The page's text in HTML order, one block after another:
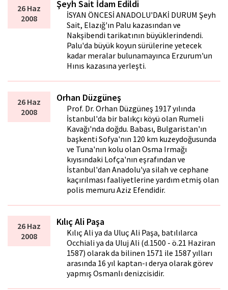
26 Haz
2008
Şeyh Sait İdam Edildi
İSYAN ÖNCESİ ANADOLU'DAKİ DURUM Şeyh
Sait, Elazığ'ın Palu kazasından ve
Nakşibendi tarikatının büyüklerindendi.
Palu'da büyük koyun sürülerine yetecek
kadar meralar bulunamayınca Erzurum'un
Hınıs kazasına yerleşti.
26 Haz
2008
Orhan Düzgüneş
Prof. Dr. Orhan Düzgüneş 1917 yılında
İstanbul'da bir balıkçı köyü olan Rumeli
Kavağı'nda doğdu. Babası, Bulgaristan'ın
başkenti Sofya'nın 120 km kuzeydoğusunda
ve Tuna'nın kolu olan Osma Irmağı
kıyısındaki Lofça'nın eşrafından ve
İstanbul'dan Anadolu'ya silah ve cephane
kaçırılması faaliyetlerine yardım etmiş olan
polis memuru Aziz Efendidir.
26 Haz
2008
Kılıç Ali Paşa
Kılıç Ali ya da Uluç Ali Paşa, batılılarca
Occhiali ya da Uluj Ali (d.1500 - ö.21 Haziran
1587) olarak da bilinen 1571 ile 1587 yılları
arasında 16 yıl kaptan-ı derya olarak görev
yapmış Osmanlı denizcisidir.